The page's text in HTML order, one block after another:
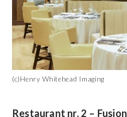
(c)Henry Whitehead Imaging
Restaurant nr. 2 – Fusion